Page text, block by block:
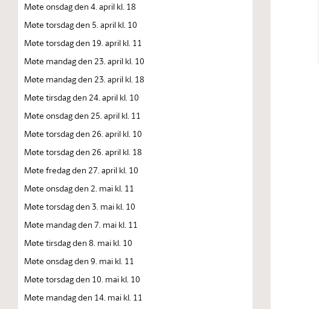
Møte onsdag den 4. april kl. 18
Møte torsdag den 5. april kl. 10
Møte torsdag den 19. april kl. 11
Møte mandag den 23. april kl. 10
Møte mandag den 23. april kl. 18
Møte tirsdag den 24. april kl. 10
Møte onsdag den 25. april kl. 11
Møte torsdag den 26. april kl. 10
Møte torsdag den 26. april kl. 18
Møte fredag den 27. april kl. 10
Møte onsdag den 2. mai kl. 11
Møte torsdag den 3. mai kl. 10
Møte mandag den 7. mai kl. 11
Møte tirsdag den 8. mai kl. 10
Møte onsdag den 9. mai kl. 11
Møte torsdag den 10. mai kl. 10
Møte mandag den 14. mai kl. 11